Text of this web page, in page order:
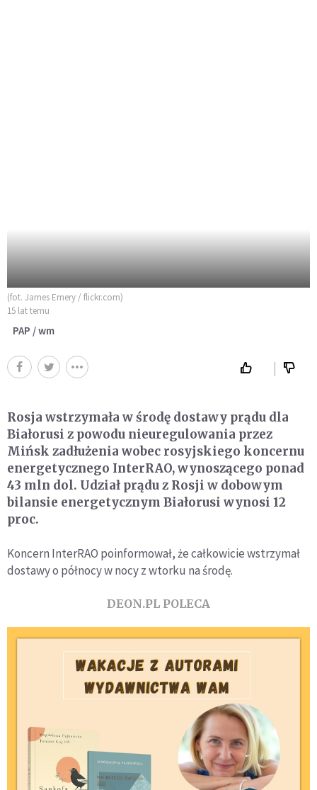
(fot. James Emery / flickr.com)
15 lat temu
PAP / wm
Rosja wstrzymała w środę dostawy prądu dla
Białorusi z powodu nieuregulowania przez
Mińsk zadłużenia wobec rosyjskiego koncernu
energetycznego InterRAO, wynoszącego ponad
43 mln dol. Udział prądu z Rosji w dobowym
bilansie energetycznym Białorusi wynosi 12
proc.
Koncern InterRAO poinformował, że całkowicie wstrzymał
dostawy o północy w nocy z wtorku na środę.
DEON.PL POLECA